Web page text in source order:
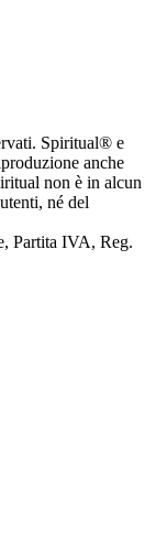
Spiritual® e
anche
non è in alcun
né del
Partita IVA, Reg.